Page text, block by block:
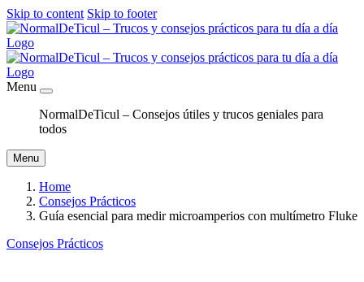
Skip to content Skip to footer
Menu
NormalDeTicul – Consejos útiles y trucos geniales para
todos
Menu
Home
Consejos Prácticos
Guía esencial para medir microamperios con multímetro Fluke
Consejos Prácticos